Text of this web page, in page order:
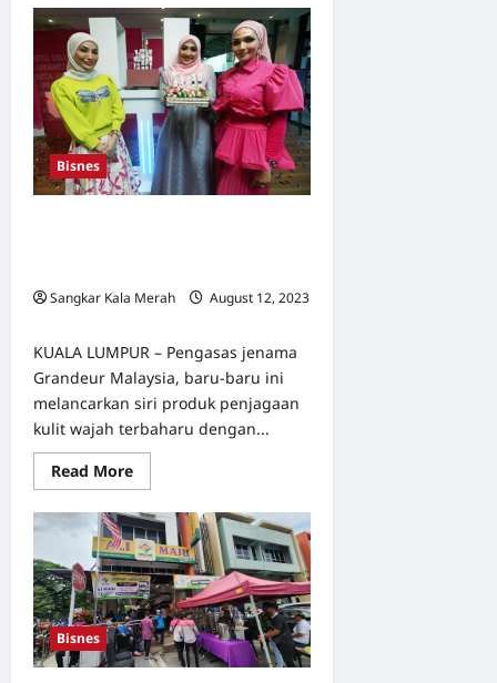
Quantum
Metal
jalin
kerjasama
dengan
Semboyan
Malaysia,
bakal
buka
40
kedai
emas
Bisnes
Sangkar Kala Merah
August 12, 2023
KUALA LUMPUR – Pengasas jenama
Grandeur Malaysia, baru-baru ini
melancarkan siri produk penjagaan
kulit wajah terbaharu dengan...
Read MoreRead
more
70
Perintis
Usanita
berkampung
beri
sokongan
usahawan
lancar
produk
Usanita
Mall
Bisnes